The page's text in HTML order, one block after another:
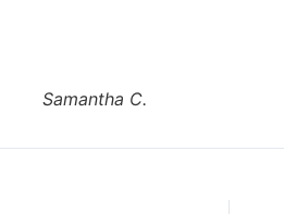
Samantha C.